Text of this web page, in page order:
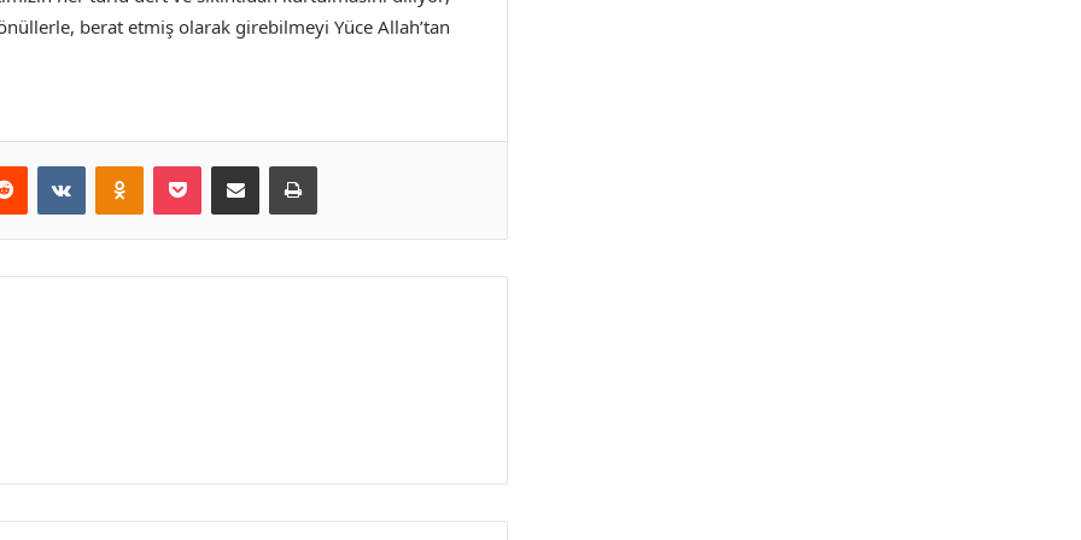
berat etmiş olarak girebilmeyi Yüce Allah’tan
Reddit VKontakteOdnoklassniki
Pocket E-Posta ile paylaş Yazdır